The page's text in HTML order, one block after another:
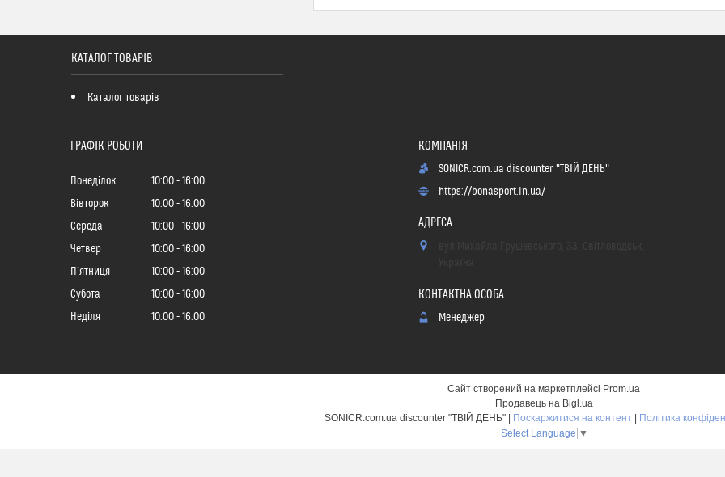
КАТАЛОГ ТОВАРІВ
Каталог товарів
ГРАФІК РОБОТИ
Понеділок 10:00
16:00
Вівторок
10:00
16:00
Середа
10:00
16:00
Четвер
10:00
16:00
Пʼятниця
10:00
16:00
Субота
10:00
16:00
Неділя
10:00 16:00
SONICR.com.ua discounter "ТВІЙ ДЕНЬ"
https://bonasport.in.ua/
Менеджер
Сайт створений на маркетплейсі Prom.ua
Продавець на Bigl.ua
Поскаржитися на контент
Політика
Select Language ▼